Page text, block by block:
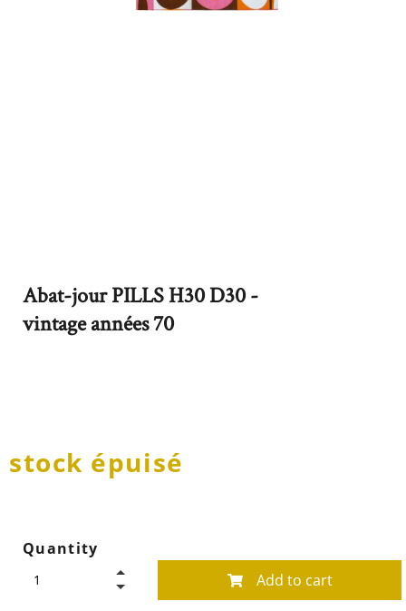
Abat-jour PILLS H30 D30 -
vintage années 70
stock épuisé
Quantity
Add to cart